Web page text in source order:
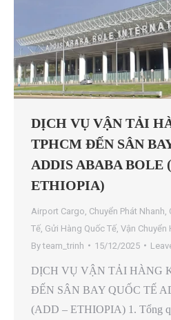
DỊCH VỤ VẬN TẢI
TPHCM ĐẾN SÂN
ADDIS ABABA BOLE
ETHIOPIA)
Airport Cargo Chuyển Phát Nhanh
Tế Gửi Hàng Quốc Tế Vận Chuyển
Byteam_trinh 15/12/2025
DỊCH VỤ VẬN TẢI HÀNG
ĐẾN SÂN BAY QUỐC TẾ
(ADD – ETHIOPIA) 1. Tổng